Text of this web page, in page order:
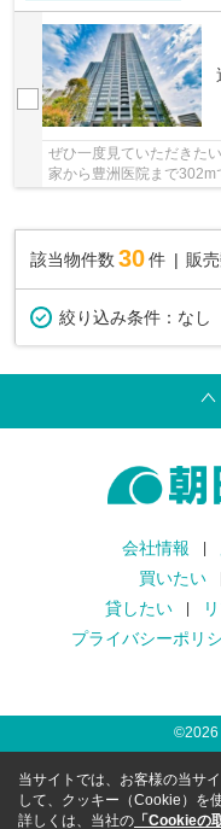
ぜひ一度見ていただきた
家から豊洲医院まで302m
い、駅徒歩4分圏内の物
該当物件数 30件 販
絞り込み条件： なし
会社情報
買いたい
貸したい
プライバシーポリ
©2026
当サイトでは、お客様の当サ
して、クッキー（Cookie）を
詳しくは、当社の 「Cookieの